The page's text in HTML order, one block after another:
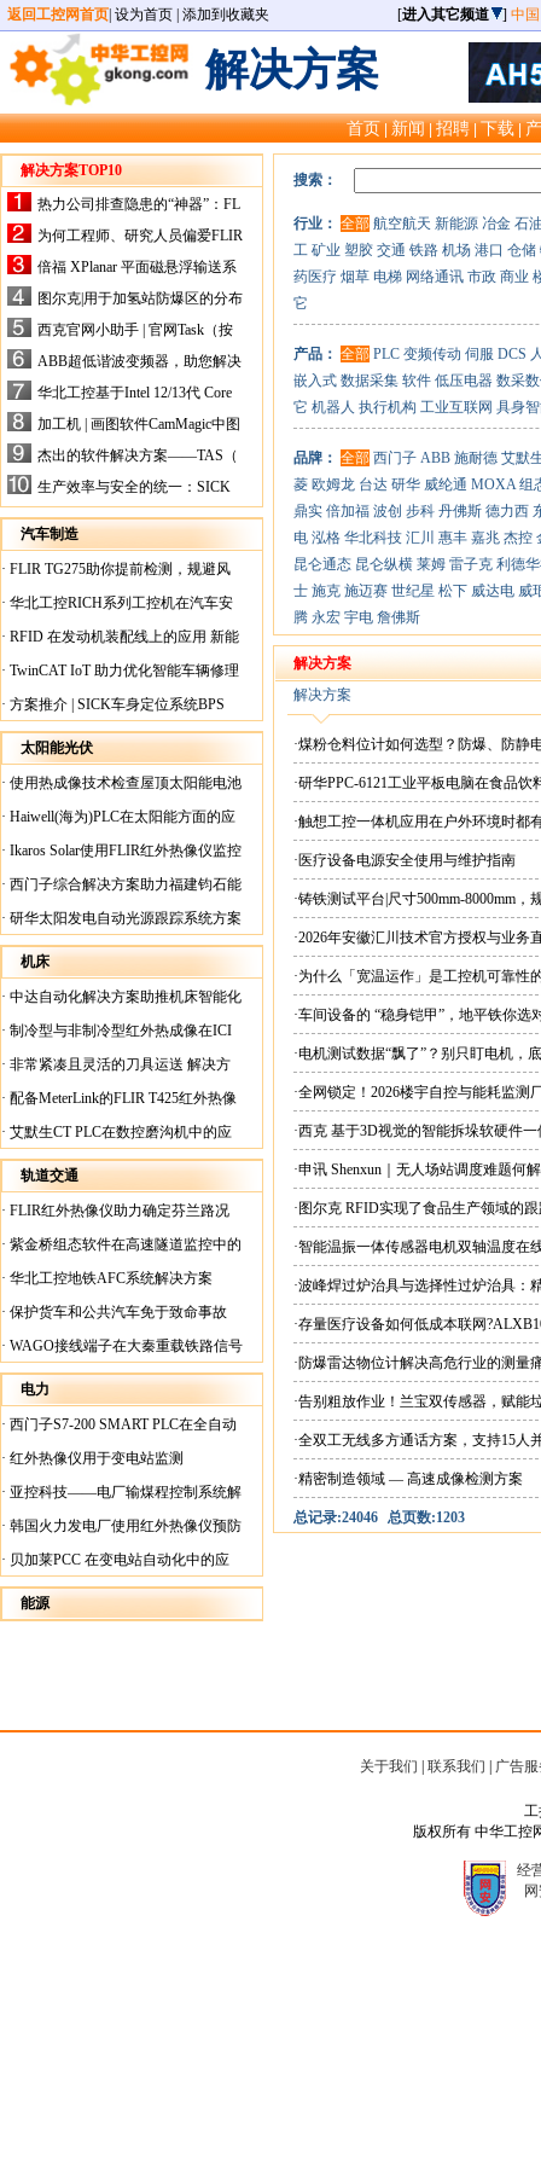
返回工控网首页 设为首页 添加到收藏夹 [进入其它频道 ] 中
解决方案
首页|新闻|招聘|下载|
解决方案TOP10
热力公司排查隐患的“神器”：FL
IR手持式热像仪，高效精准！
为何工程师、研究人员偏爱FLIR
X-HS系列热像仪？精准高效是
关键
倍福 XPlanar 平面磁悬浮输送系
统的创新应用
图尔克|用于加氢站防爆区的分布
式I/O解决方案
西克官网小助手 | 官网Task（按
任务选型）更新预告
ABB超低谐波变频器，助您解决
电气设备运行难题！
华北工控基于Intel 12/13代 Core
的ATX-6159嵌入式主板，推进
机器人市场
加工机 | 画图软件CamMagic中图
层整合的问题
杰出的软件解决方案——TAS（
Turck Automation Suite）
生产效率与安全的统一：SICK
关于机器人技术传感器解决方案
的采访
汽车制造
· FLIR TG275助你提前检测，规避风
险！
· 华北工控RICH系列工控机在汽车安
全检测行业中的应用
· RFID 在发动机装配线上的应用 新能
源汽车爆炸频发？
· TwinCAT IoT 助力优化智能车辆修理
· 方案推介 | SICK车身定位系统BPS
太阳能光伏
· 使用热成像技术检查屋顶太阳能电池
板
· Haiwell(海为)PLC在太阳能方面的应
用
· Ikaros Solar使用FLIR红外热像仪监控
已装太阳能电池板
· 西门子综合解决方案助力福建钧石能
源飞速发展
· 研华太阳发电自动光源跟踪系统方案
机床
· 中达自动化解决方案助推机床智能化
升级
· 制冷型与非制冷型红外热成像在ICI
工厂内完美配合
· 非常紧凑且灵活的刀具运送 解决方
案
· 配备MeterLink的FLIR T425红外热像
仪帮助Medite Europe Ltd加快红外检测
工作速度
· 艾默生CT PLC在数控磨沟机中的应
用
轨道交通
· FLIR红外热像仪助力确定芬兰路况
· 紫金桥组态软件在高速隧道监控中的
应用
· 华北工控地铁AFC系统解决方案
· 保护货车和公共汽车免于致命事故
· WAGO接线端子在大秦重载铁路信号
楼设备中的应用
电力
· 西门子S7-200 SMART PLC在全自动
蓄电池短路内阻检测机上的应用
· 红外热像仪用于变电站监测
· 亚控科技——电厂输煤程控制系统解
决方案
· 韩国火力发电厂使用红外热像仪预防
火灾
· 贝加莱PCC 在变电站自动化中的应
用
能源
搜索：
行业： 全部 航空航天 新能源 冶金 石
工 矿业 塑胶 交通 铁路 机场 港口 仓储
药医疗 烟草 电梯 网络通讯 市政 商业
它
产品： 全部 PLC 变频传动 伺服 DCS
嵌入式 数据采集 软件 低压电器 数采
它 机器人 执行机构 工业互联网 具身
品牌： 全部 西门子 ABB 施耐德 艾默
菱 欧姆龙 台达 研华 威纶通 MOXA 组
鼎实 倍加福 波创 步科 丹佛斯 德力西
电 泓格 华北科技 汇川 惠丰 嘉兆 杰控
昆仑通态 昆仑纵横 莱姆 雷子克 利德
士 施克 施迈赛 世纪星 松下 威达电 威
腾 永宏 宇电 詹佛斯
解决方案
解决方案
·煤粉仓料位计如何选型？防爆、防静
·研华PPC-6121工业平板电脑在食品
·触想工控一体机应用在户外环境时都
·医疗设备电源安全使用与维护指南
·铸铁测试平台|尺寸500mm-8000mm，
·2026年安徽汇川技术官方授权与业务
现货直供平台
·为什么「宽温运作」是工控机可靠性
·车间设备的 “稳身铠甲”，地平铁你选
·电机测试数据“飘了”？别只盯电机，
·全网锁定！2026楼宇自控与能耗监
·西克 基于3D视觉的智能拆垛软硬件
·申讯 Shenxun｜无人场站调度难题何
·图尔克 RFID实现了食品生产领域的
·智能温振一体传感器电机双轴温度在
·波峰焊过炉治具与选择性过炉治具：
·存量医疗设备如何低成本联网
·防爆雷达物位计解决高危行业的测量
·告别粗放作业！兰宝双传感器，赋能
·全双工无线多方通话方案，支持15人
·精密制造领域 — 高速成像检测方案
总记录:24046 总页数:1203
关于我们 联系我们 广告
工
版权所有 中华工控
经